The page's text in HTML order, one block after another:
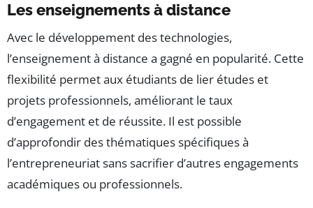
Les enseignements à distance
Avec le développement des technologies,
l’enseignement à distance a gagné en popularité. Cette
flexibilité permet aux étudiants de lier études et
projets professionnels, améliorant le taux
d’engagement et de réussite. Il est possible
d’approfondir des thématiques spécifiques à
l’entrepreneuriat sans sacrifier d’autres engagements
académiques ou professionnels.